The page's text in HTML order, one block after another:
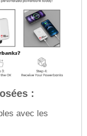
:
avec les